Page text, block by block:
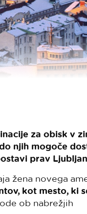
za obisk v
njih mogoče
prav
žena novega
kot mesto, ki
ob nabrežjih